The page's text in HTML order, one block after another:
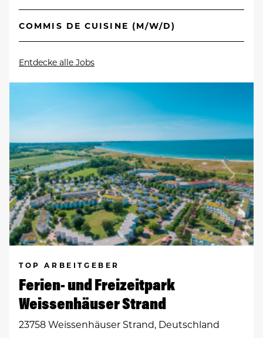
COMMIS DE CUISINE (M/W/D)
Entdecke alle Jobs
TOP ARBEITGEBER
Ferien- und Freizeitpark
Weissenhäuser Strand
23758 Weissenhäuser Strand, Deutschland